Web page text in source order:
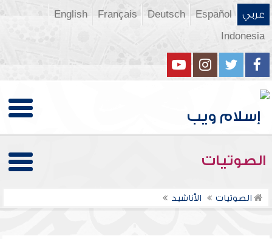
عربي Español
Deutsch
Français
English
Indonesia
الصوتيات
الصوتيات الأناشيد